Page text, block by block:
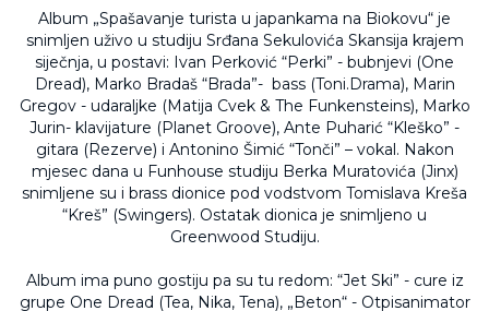
Album „Spašavanje turista u japankama na Biokovu“ je
snimljen uživo u studiju Srđana Sekulovića Skansija krajem
siječnja, u postavi: Ivan Perković “Perki” - bubnjevi (One
Dread), Marko Bradaš “Brada”- bass (Toni.Drama), Marin
Gregov - udaraljke (Matija Cvek & The Funkensteins), Marko
Jurin- klavijature (Planet Groove), Ante Puharić “Kleško” -
gitara (Rezerve) i Antonino Šimić “Tonči” – vokal. Nakon
mjesec dana u Funhouse studiju Berka Muratovića (Jinx)
snimljene su i brass dionice pod vodstvom Tomislava Kreša
“Kreš” (Swingers). Ostatak dionica je snimljeno u
Greenwood Studiju.
Album ima puno gostiju pa su tu redom: “Jet Ski” - cure iz
grupe One Dread (Tea, Nika, Tena), „Beton“ - Otpisanimator